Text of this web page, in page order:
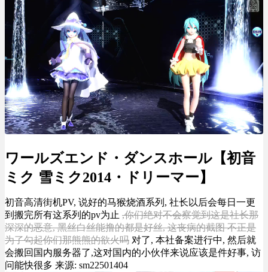
ワールズエンド・ダンスホール【初音
ミク 雪ミク2014・ドリーマー】
初音高清街机PV, 说好的马猴烧酒系列, 社长以后会每日一更
到搬完所有这系列的pv为止 ,你们绝对不会察觉到这是社长那
深深的恶意, 黑丝白丝能撸的都是好丝, 这丧病的截图 不正是
为了勾起你们那熊熊的欲火吗 对了, 本社备案进行中, 然后就
会搬回国内服务器了,这对国内的小伙伴来说应该是件好事, 访
问能快很多 来源: sm22501404